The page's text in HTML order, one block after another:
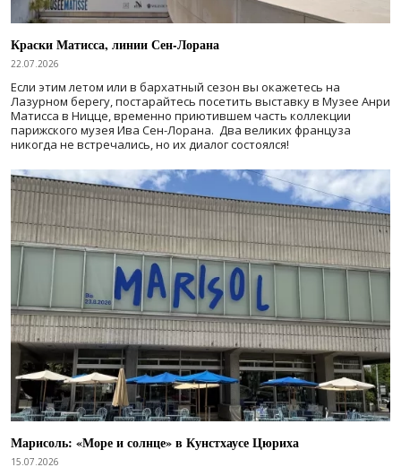
Краски Матисса, линии Сен-Лорана
22.07.2026
Если этим летом или в бархатный сезон вы окажетесь на
Лазурном берегу, постарайтесь посетить выставку в Музее Анри
Матисса в Ницце, временно приютившем часть коллекции
парижского музея Ива Сен-Лорана. Два великих француза
никогда не встречались, но их диалог состоялся!
Марисоль: «Море и солнце» в Кунстхаусе Цюриха
15.07.2026